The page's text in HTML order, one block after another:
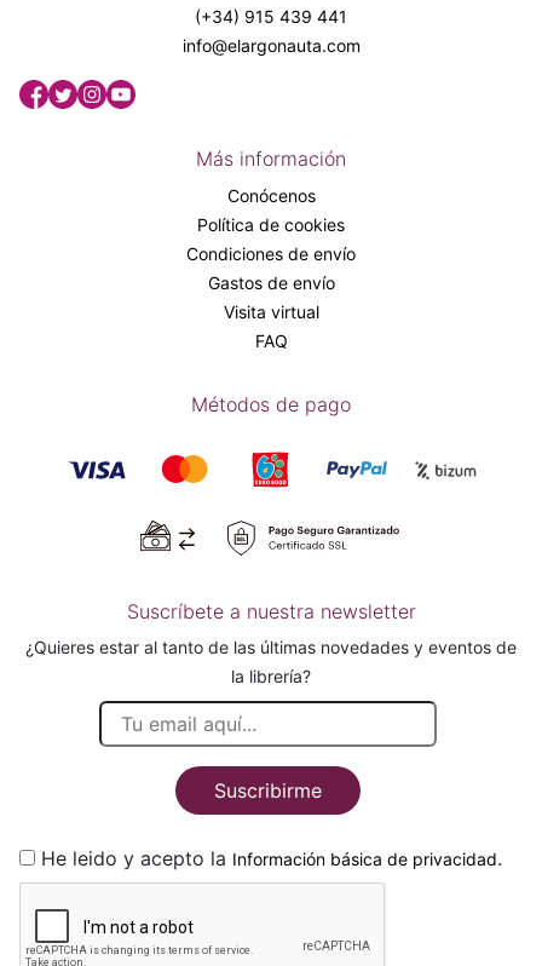
(+34) 915 439 441
info@elargonauta.com
Más información
Conócenos
Política de cookies
Condiciones de envío
Gastos de envío
Visita virtual
FAQ
Métodos de pago
Suscríbete a nuestra newsletter
¿Quieres estar al tanto de las últimas novedades y eventos de
la librería?
Suscribirme
He leido y acepto la Información básica de privacidad.